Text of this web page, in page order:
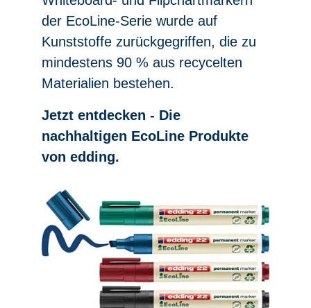
der EcoLine-Serie wurde auf
Kunststoffe zurückgegriffen, die zu
mindestens 90 % aus recycelten
Materialien bestehen.
Jetzt entdecken - Die
nachhaltigen EcoLine Produkte
von edding.